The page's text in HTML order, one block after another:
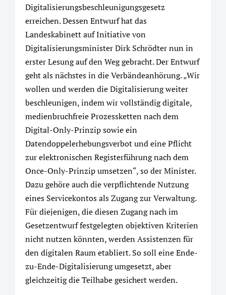
Digitalisierungsbeschleunigungsgesetz
erreichen. Dessen Entwurf hat das
Landeskabinett auf Initiative von
Digitalisierungsminister Dirk Schrödter nun in
erster Lesung auf den Weg gebracht. Der Entwurf
geht als nächstes in die Verbändeanhörung. „Wir
wollen und werden die Digitalisierung weiter
beschleunigen, indem wir vollständig digitale,
medienbruchfreie Prozessketten nach dem
Digital-Only-Prinzip sowie ein
Datendoppelerhebungsverbot und eine Pflicht
zur elektronischen Registerführung nach dem
Once-Only-Prinzip umsetzen“, so der Minister.
Dazu gehöre auch die verpflichtende Nutzung
eines Servicekontos als Zugang zur Verwaltung.
Für diejenigen, die diesen Zugang nach im
Gesetzentwurf festgelegten objektiven Kriterien
nicht nutzen könnten, werden Assistenzen für
den digitalen Raum etabliert. So soll eine Ende-
zu-Ende-Digitalisierung umgesetzt, aber
gleichzeitig die Teilhabe gesichert werden.